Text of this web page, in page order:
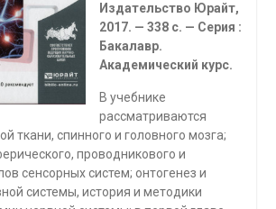
Издательство Юрайт,
2017. — 338 с. — Серия :
Бакалавр.
Академический курс.
В учебнике
рассматриваются
ткани, спинного и головного мозга;
проводникового и
сенсорных систем; онтогенез и
системы, история и методики